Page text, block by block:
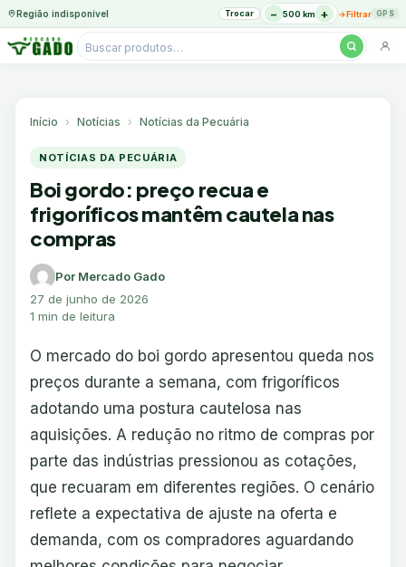
Região indisponível Trocar − 500 km + →Filtrar GPS
Pesquisar
Início Notícias Notícias da Pecuária
NOTÍCIAS DA PECUÁRIA
Boi gordo: preço recua e
frigoríficos mantêm cautela nas
compras
Por Mercado Gado
27 de junho de 2026
1 min de leitura
O mercado do boi gordo apresentou queda nos
preços durante a semana, com frigoríficos
adotando uma postura cautelosa nas
aquisições. A redução no ritmo de compras por
parte das indústrias pressionou as cotações,
que recuaram em diferentes regiões. O cenário
reflete a expectativa de ajuste na oferta e
demanda, com os compradores aguardando